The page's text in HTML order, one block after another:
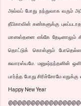
அவ்வப் போது நந்துவாக வரும்
தீபிகாவின் கண்களுக்கு
மானஸ்தனை எங்கே தேடினாலும்
தொட்டுக் கொள்ளும்
சுவாரஸ்யமே. மனுஷ்நந்தனின்
பார்த்த போது சிரிச்சோமே
Happy New Year